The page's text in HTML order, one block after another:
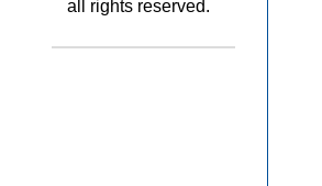
all rights reserved.